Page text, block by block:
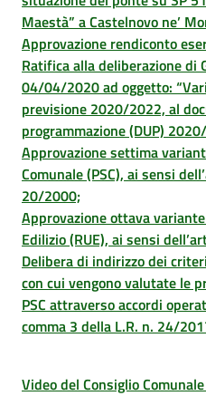
Maestà” a Castelnovo ne’
Approvazione rendiconto
Ratifica alla deliberazione di
04/04/2020 ad oggetto:
previsione 2020/2022, al
programmazione (DUP)
Approvazione settima
Comunale (PSC), ai sensi
20/2000;
Approvazione ottava
Edilizio (RUE), ai sensi
Delibera di indirizzo dei
con cui vengono valutate le
PSC attraverso accordi
comma 3 della L.R. n. 24/
Video del Consiglio